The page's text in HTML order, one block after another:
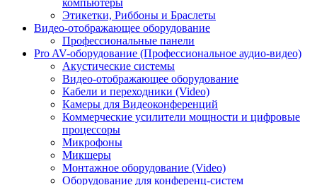
компьютеры
Этикетки, Риббоны и Браслеты
Видео-отображающее оборудование
Профессиональные панели
Pro AV-оборудование (Профессиональное аудио-видео)
Акустические системы
Видео-отображающее оборудование
Кабели и переходники (Video)
Камеры для Видеоконференций
Коммерческие усилители мощности и цифровые
процессоры
Микрофоны
Микшеры
Монтажное оборудование (Video)
Оборудование для конференц-систем